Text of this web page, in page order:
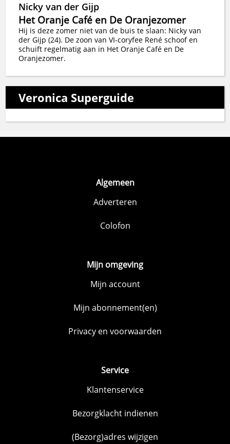
Nicky van der Gijp
Het Oranje Café en De Oranjezomer
Hij is deze zomer niet van de buis te slaan: Nicky van
der Gijp (24). De zoon van VI-coryfee René schoof en
schuift regelmatig aan in Het Oranje Café en De
Oranjezomer.
Veronica Superguide
Algemeen
Adverteren
Colofon
Mijn omgeving
Mijn account
Mijn abonnement(en)
Privacy en voorwaarden
Service
Klantenservice
Bezorgklacht indienen
(Bezorg)adres wijzigen